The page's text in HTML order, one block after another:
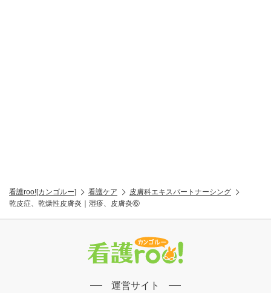
看護roo![カンゴルー] 看護ケア
皮膚科エキスパートナーシング
乾皮症、乾燥性皮膚炎｜湿疹、皮膚炎⑥
運営サイト